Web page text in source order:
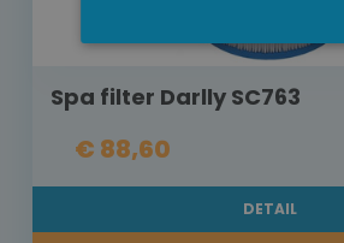
Spa filter Darlly SC763
€ 88,60
DETAIL